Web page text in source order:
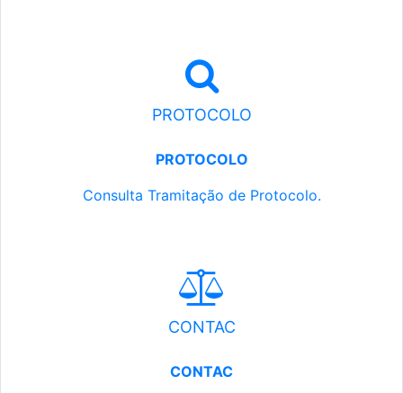
PROTOCOLO
PROTOCOLO
Consulta Tramitação de Protocolo.
CONTAC
CONTAC